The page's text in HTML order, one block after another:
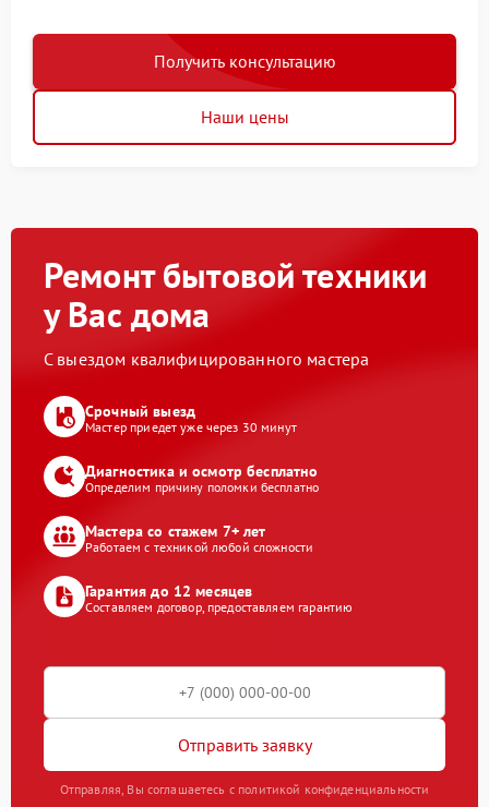
Получить консультацию
Наши цены
Ремонт бытовой техники
у Вас дома
С выездом квалифицированного мастера
Срочный выезд
Мастер приедет уже через 30 минут
Диагностика и осмотр бесплатно
Определим причину поломки бесплатно
Мастера со стажем 7+ лет
Работаем с техникой любой сложности
Гарантия до 12 месяцев
Составляем договор, предоставляем гарантию
Отправить заявку
Отправляя, Вы соглашаетесь с политикой конфиденциальности